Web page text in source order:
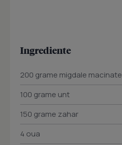
Ingrediente
200 grame migdale macinate
100 grame unt
150 grame zahar
4 oua